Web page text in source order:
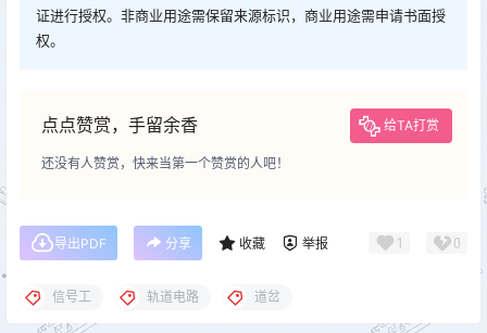
证进行授权。非商业用途需保留来源标识，商业用途需申请书面授
权。
点点赞赏，手留余香 给TA打赏
还没有人赞赏，快来当第一个赞赏的人吧！
导出PDF 分享 收藏 举报 1 0
信号工 轨道电路 道岔